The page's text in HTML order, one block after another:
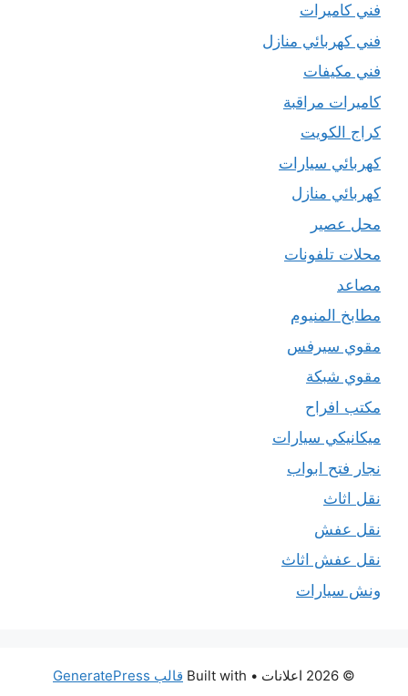
فني كاميرات
فني كهربائي منازل
فني مكيفات
كاميرات مراقبة
كراج الكويت
كهربائي سيارات
كهربائي منازل
محل عصير
محلات تلفونات
مصاعد
مطابخ المنيوم
مقوي سيرفس
مقوي شبكة
مكتب افراح
ميكانيكي سيارات
نجار فتح ابواب
نقل اثاث
نقل عفش
نقل عفش اثاث
ونش سيارات
© 2026 اعلانات • Built with قالب GeneratePress